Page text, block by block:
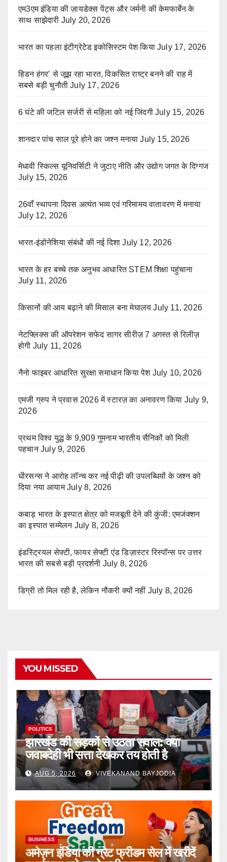
एम3एम इंडिया की ज़ायडेक्स पेंट्स और जर्मनी की केमफार्बेन के
साथ साझेदारी July 20, 2026
भारत का पहला इंटीग्रेटेड इकोसिस्टम पेश किया July 17, 2026
हिडन हंगर’ से जूझ रहा भारत, विकसित राष्ट्र बनने की राह में
सबसे बड़ी चुनौती July 17, 2026
6 घंटे की जटिल सर्जरी से महिला को नई जिंदगी July 15, 2026
शानदार पांच साल पूरे होने का जश्न मनाया July 15, 2026
मेधावी स्किल्स यूनिवर्सिटी ने जुटाए नीति और उद्योग जगत के दिग्गज
July 15, 2026
26वाँ स्थापना दिवस अत्यंत भव्य एवं गरिमामय वातावरण में मनाया
July 12, 2026
भारत-इंडोनेशिया संबंधों की नई दिशा July 12, 2026
भारत के हर बच्चे तक अनुभव आधारित STEM शिक्षा पहुंचाना
July 11, 2026
किसानों की आय बढ़ाने की मिसाल बना मेघालय July 11, 2026
नेटफ्लिक्स की ऑपरेशन सफेद सागर सीरीज़ 7 अगस्त से रिलीज़
होगी July 11, 2026
नैनो फाइबर आधारित सुरक्षा समाधान किया पेश July 10, 2026
एमजी ग्रुप ने प्रवास 2026 में स्टारज़ का अनावरण किया July 9,
2026
प्रथम विश्व युद्ध के 9,909 गुमनाम भारतीय सैनिकों को मिली
पहचान July 9, 2026
धीरसन्स ने आरोह लॉन्च कर नई पीढ़ी की उपलब्धियों के जश्न को
दिया नया आयाम July 8, 2026
कबाड़ भारत के इस्पात क्षेत्र को मजबूती देने की कुंजी: एमजंक्शन
का इस्पात सम्मेलन July 8, 2026
इंडस्ट्रियल सेफ़्टी, फायर सेफ्टी एंड डिज़ास्टर रिस्पॉन्स पर उत्तर
भारत की सबसे बड़ी प्रदर्शनी July 8, 2026
डिग्री तो मिल रही है, लेकिन नौकरी क्यों नहीं July 8, 2026
YOU MISSED
POLITICS
झारखंड की सड़कों से उठता सवाल: क्या
जवाबदेही भी सत्ता देखकर तय होती है
AUG 5, 2026 VIVEKANAND BAYJODIA
BUSINESS
अमेज़न इंडिया की ग्रेट फ्रीडम सेल में खरीदें